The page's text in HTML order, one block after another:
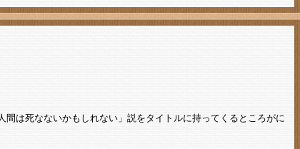
は死なないかもしれない」説をタイトルに持ってくるところがに